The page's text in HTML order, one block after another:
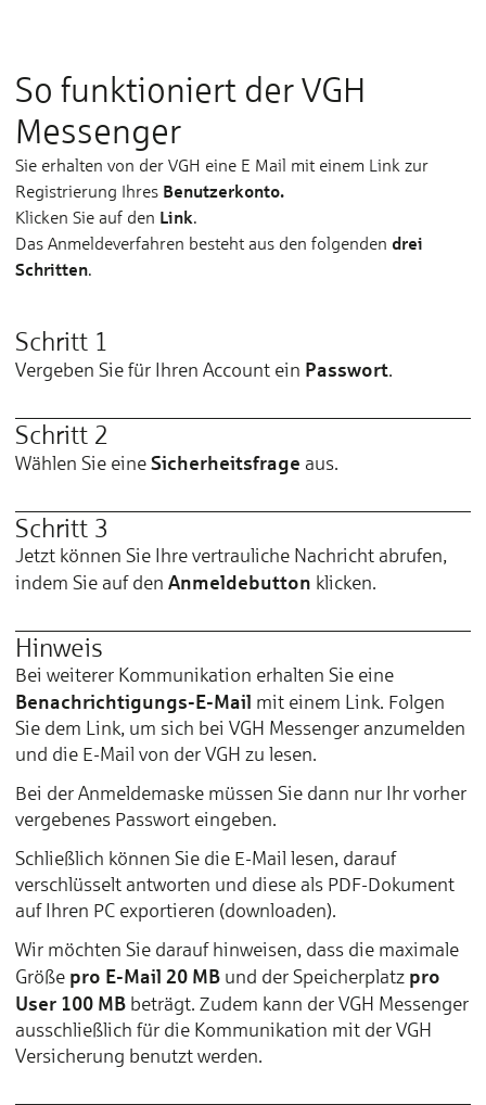
So funktioniert der VGH
Messenger
Sie erhalten von der VGH eine E Mail mit einem Link zur
Registrierung Ihres Benutzerkonto.
Klicken Sie auf den Link.
Das Anmeldeverfahren besteht aus den folgenden drei
Schritten.
Schritt 1
Vergeben Sie für Ihren Account ein Passwort.
Schritt 2
Wählen Sie eineSicherheitsfrage aus.
Schritt 3
Jetzt können Sie Ihre vertrauliche Nachricht abrufen,
indem Sie auf den Anmeldebutton klicken.
Hinweis
Bei weiterer Kommunikation erhalten Sie eine
Benachrichtigungs-E-Mail mit einem Link. Folgen
Sie dem Link, um sich bei VGH Messenger anzumelden
und die E-Mail von der VGH zu lesen.
Bei der Anmeldemaske müssen Sie dann nur Ihr vorher
vergebenes Passwort eingeben.
Schließlich können Sie die E-Mail lesen, darauf
verschlüsselt antworten und diese als PDF-Dokument
auf Ihren PC exportieren (downloaden).
Wir möchten Sie darauf hinweisen, dass die maximale
Größe pro E-Mail 20 MB und der Speicherplatz pro
User 100 MB beträgt. Zudem kann der VGH Messenger
ausschließlich für die Kommunikation mit der VGH
Versicherung benutzt werden.